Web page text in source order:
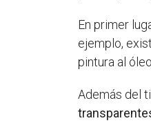
En primer
ejemplo,
pintura al óleo.
Además del